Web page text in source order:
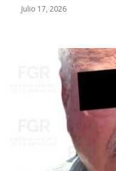
Julio 17, 2026